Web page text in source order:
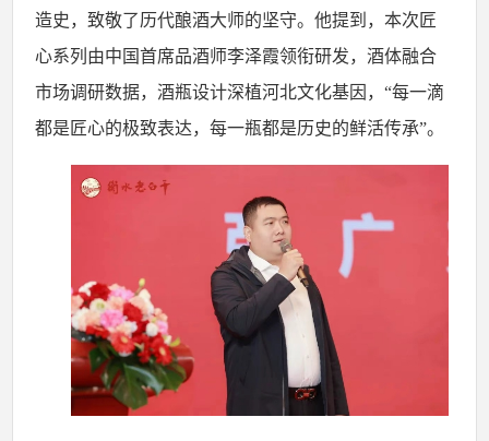
造史，致敬了历代酿酒大师的坚守。他提到，本次匠
心系列由中国首席品酒师李泽霞领衔研发，酒体融合
市场调研数据，酒瓶设计深植河北文化基因，“每一滴
都是匠心的极致表达，每一瓶都是历史的鲜活传承”。